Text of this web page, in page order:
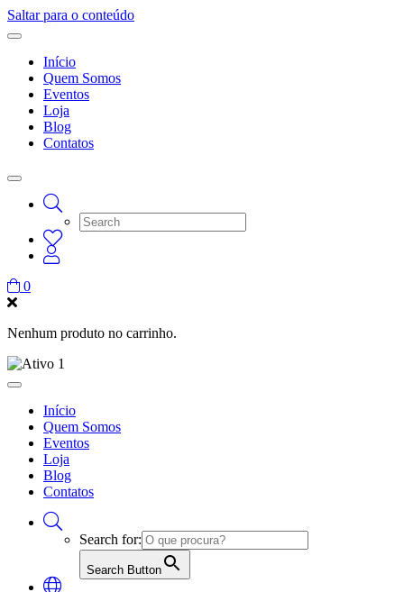
Saltar para o conteúdo
Início
Quem Somos
Eventos
Loja
Blog
Contatos
0
Nenhum produto no carrinho.
Início
Quem Somos
Eventos
Loja
Blog
Contatos
Search for:
Search Button